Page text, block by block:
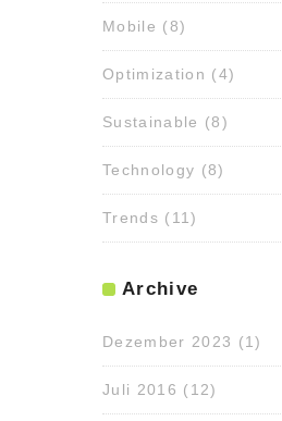
Mobile (8)
Optimization (4)
Sustainable (8)
Technology (8)
Trends (11)
Archive
Dezember 2023 (1)
Juli 2016 (12)